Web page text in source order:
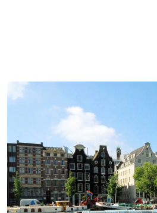
Amsterdamse
Bos
Spaarnwoude
Last
minutes
Musea
Attracties